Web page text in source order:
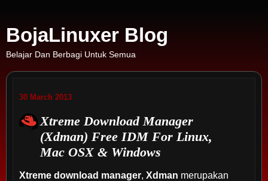
BojaLinuxer Blog
Belajar Dan Berbagi Untuk Semua
30 March 2013
Xtreme Download Manager
(Xdman) Free IDM For Linux,
Mac OSX & Windows
Xtreme download manager,Xdman merupakan